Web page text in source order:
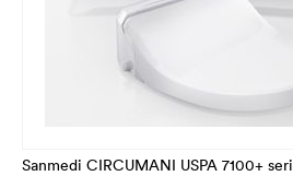
Sanmedi CIRCUMANI USPA 7100+